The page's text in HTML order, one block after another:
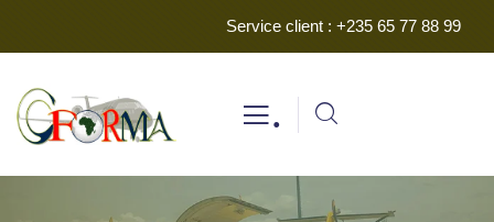
Service client : +235 65 77 88 99
.